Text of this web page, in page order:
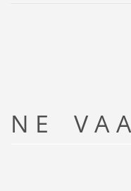
M A
N E V A A